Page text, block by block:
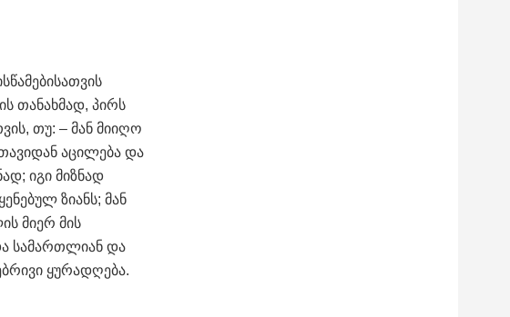
თანახმად, პირს
თუ: – მან მიიღო
აცილება და
იგი მიზნად
ზიანს; მან
მიერ მის
სამართლიან და
ყურადღება.